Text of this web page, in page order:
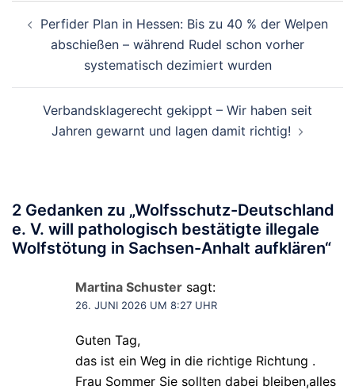
Perfider Plan in Hessen: Bis zu 40 % der Welpen
abschießen – während Rudel schon vorher
systematisch dezimiert wurden
Verbandsklagerecht gekippt – Wir haben seit
Jahren gewarnt und lagen damit richtig!
2 Gedanken zu „Wolfsschutz-Deutschland
e. V. will pathologisch bestätigte illegale
Wolfstötung in Sachsen-Anhalt aufklären“
Martina Schuster sagt:
26. JUNI 2026 UM 8:27 UHR
Guten Tag,
das ist ein Weg in die richtige Richtung .
Frau Sommer Sie sollten dabei bleiben,alles